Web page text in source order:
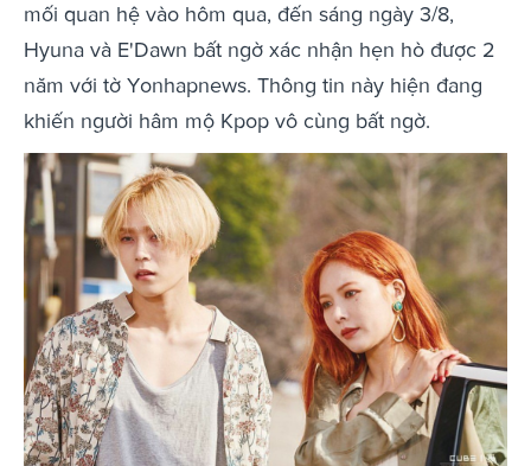
mối quan hệ vào hôm qua, đến sáng ngày 3/8,
Hyuna và E'Dawn bất ngờ xác nhận hẹn hò được 2
năm với tờ Yonhapnews. Thông tin này hiện đang
khiến người hâm mộ Kpop vô cùng bất ngờ.